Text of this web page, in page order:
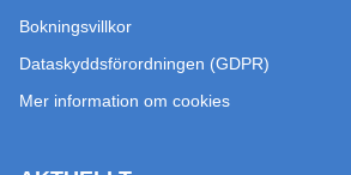
Bokningsvillkor
Dataskyddsförordningen (GDPR)
Mer information om cookies